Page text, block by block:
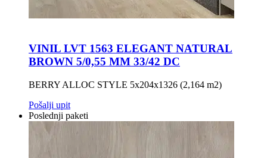
VINIL LVT 1563 ELEGANT NATURAL
BROWN 5/0,55 MM 33/42 DC
BERRY ALLOC STYLE 5x204x1326 (2,164 m2)
Pošalji upit
Poslednji paketi